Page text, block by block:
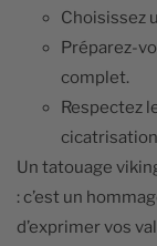
Choisissez
Préparez-
complet.
Respectez
Un tatouage
: c’est un
d’exprimer vos